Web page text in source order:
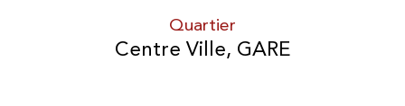
Quartier
Centre Ville, GARE